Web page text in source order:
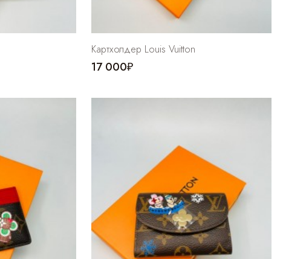
Картхолдер Louis Vuitton
17 000₽